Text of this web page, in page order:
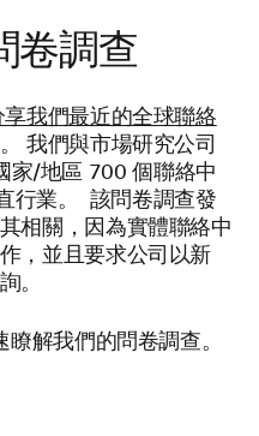
卷調查
我們最近的全球聯絡
。 我們與市場研究公司
家/地區 700 個聯絡中
行業。 該問卷調查發
相關，因為實體聯絡中
，並且要求公司以新
。
解我們的問卷調查。